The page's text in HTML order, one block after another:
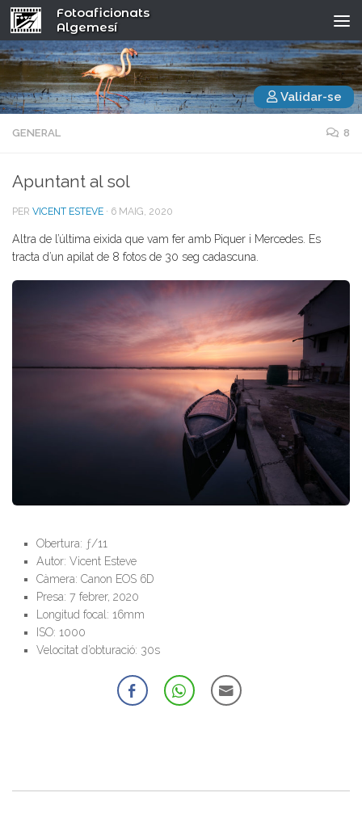
Fotoaficionats
Algemesí
Validar-se
GENERAL 8
Apuntant al sol
PER VICENT ESTEVE · 6 MAIG, 2020
Altra de l’última eixida que vam fer amb Piquer i Mercedes. Es
tracta d’un apilat de 8 fotos de 30 seg cadascuna.
Obertura: ƒ/11
Autor: Vicent Esteve
Càmera: Canon EOS 6D
Presa: 7 febrer, 2020
Longitud focal: 16mm
ISO: 1000
Velocitat d’obturació: 30s